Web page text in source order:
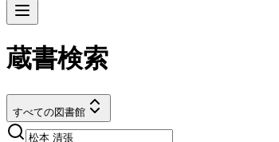
蔵書検索
すべての図書館